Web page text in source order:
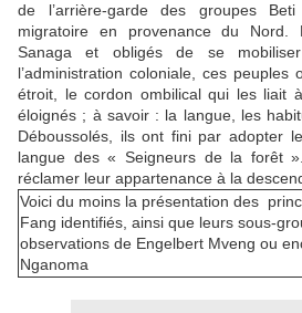
de l’arrière-garde des groupes
migratoire en provenance du Nord.
Sanaga et obligés de se
l’administration coloniale, ces
étroit, le cordon ombilical qui les liait
éloignés ; à savoir : la langue, les
Déboussolés, ils ont fini par adopter
langue des « Seigneurs de la forêt
réclamer leur appartenance à la
Voici du moins la présentation des
Fang identifiés, ainsi que leurs sous-
observations de Engelbert Mveng ou
Nganoma